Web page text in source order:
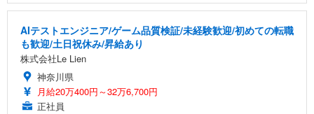
AIテストエンジニア/ゲーム品質検証/未経験歓迎/初めての転職
も歓迎/土日祝休み/昇給あり
株式会社Le Lien
神奈川県
月給20万400円～32万6,700円
正社員